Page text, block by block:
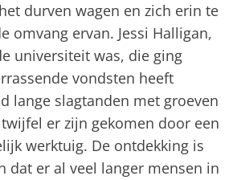
durven wagen en zich erin te
omvang ervan. Jessi Halligan,
universiteit was, die ging
vondsten heeft
lange slagtanden met groeven
er zijn gekomen door een
werktuig. De ontdekking is
dat er al veel langer mensen in